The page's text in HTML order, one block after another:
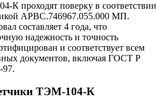
К проходят поверку в соответствии
АРВС.746967.055.000 МП.
составляет 4 года, что
надежность и точность
и соответствует всем
документов, включая ГОСТ Р
ТЭМ-104-К